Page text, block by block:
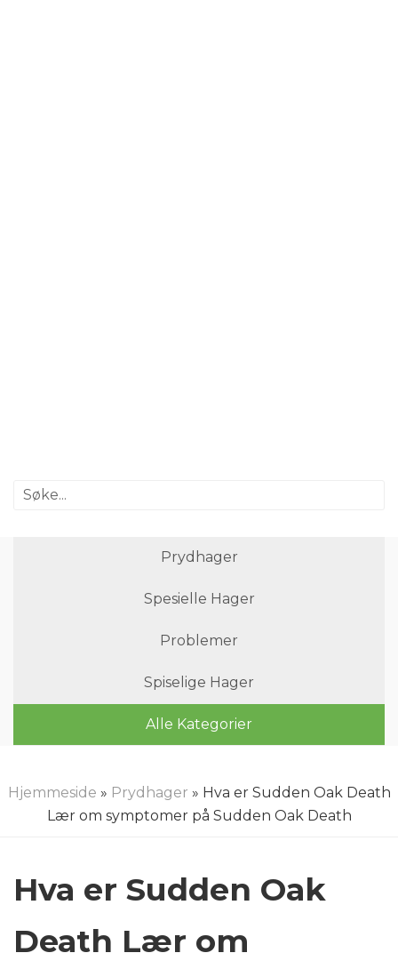
Prydhager
Spesielle Hager
Problemer
Spiselige Hager
Alle Kategorier
Hjemmeside » Prydhager » Hva er Sudden Oak Death
Lær om symptomer på Sudden Oak Death
Hva er Sudden Oak
Death Lær om